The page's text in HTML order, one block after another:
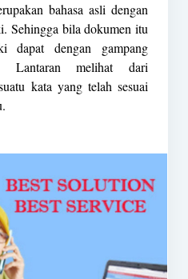
bahasa asli dengan
Sehingga bila dokumen itu
dapat dengan gampang
Lantaran melihat dari
kata yang telah sesuai